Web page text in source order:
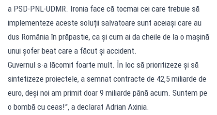
a PSD-PNL-UDMR. Ironia face că tocmai cei care trebuie să
implementeze aceste soluții salvatoare sunt aceiași care au
dus România în prăpastie, ca și cum ai da cheile de la o mașină
unui șofer beat care a făcut și accident.
Guvernul s-a lăcomit foarte mult. În loc să prioritizeze și să
sintetizeze proiectele, a semnat contracte de 42,5 miliarde de
euro, deși noi am primit doar 9 miliarde până acum. Suntem pe
o bombă cu ceas!”, a declarat Adrian Axinia.